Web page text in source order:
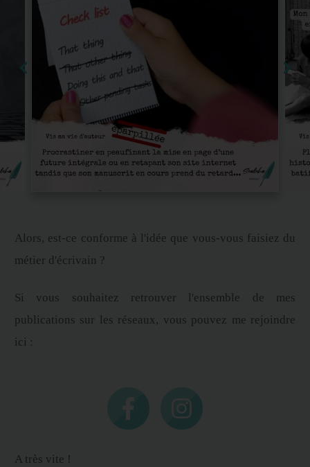
Alors, est-ce conforme à l'idée que vous-vous faisiez du
métier d'écrivain ?
Si vous souhaitez retrouver l'ensemble de mes
publications sur les réseaux, vous pouvez me rejoindre
ici :
A très vite !